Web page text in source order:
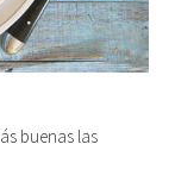
buenas las